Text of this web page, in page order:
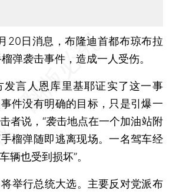
日消息，布隆迪首都布琼布拉
弹袭击事件，造成一人受伤。
言人恩库里基耶证实了这一事
件没有明确的目标，只是引爆一
者说，“袭击地点在一个加油站附
榴弹随即逃离现场。一名驾车经
辆也受到损坏”。
行总统大选。主要反对党派布